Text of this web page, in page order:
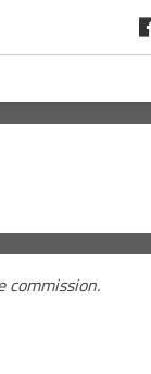
commission.